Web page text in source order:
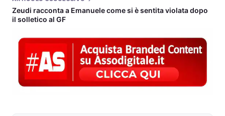
Zeudi racconta a Emanuele come si è sentita violata dopo
il solletico al GF